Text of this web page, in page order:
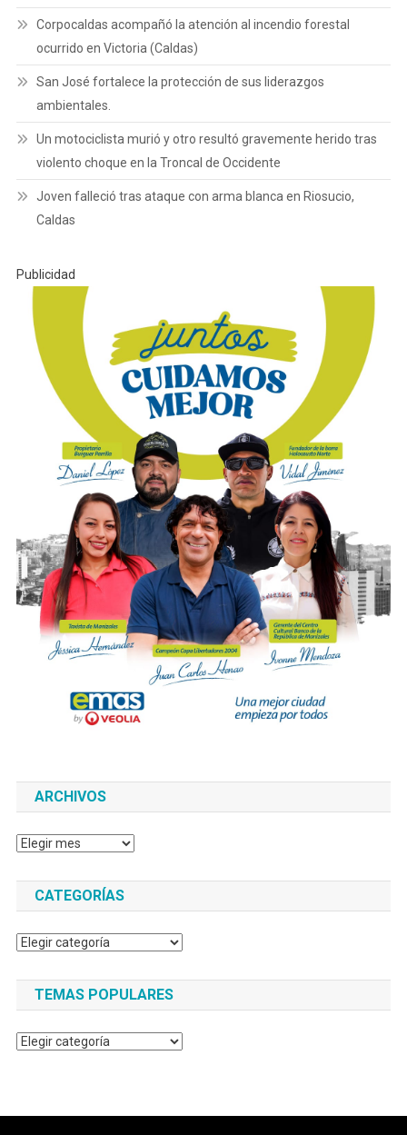
Corpocaldas acompañó la atención al incendio forestal
ocurrido en Victoria (Caldas)
San José fortalece la protección de sus liderazgos
ambientales.
Un motociclista murió y otro resultó gravemente herido tras
violento choque en la Troncal de Occidente
Joven falleció tras ataque con arma blanca en Riosucio,
Caldas
Publicidad
ARCHIVOS
Archivos
CATEGORÍAS
Categorías
TEMAS POPULARES
Temas